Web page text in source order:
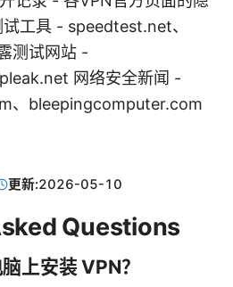
工具 - speedtest.net、
测试网站 -
网络安全新闻 -
、bleepingcomputer.com
更新:2026-05-10
Questions
上安装 VPN？